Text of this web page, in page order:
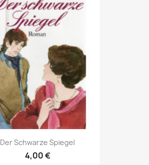
Der Schwarze Spiegel
4,00 €